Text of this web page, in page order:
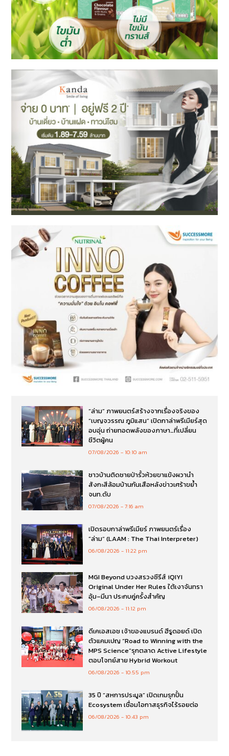
“ล่าม” ภาพยนตร์สร้างจากเรื่องจริงของ
“เบญจวรรณ ภูมิแสน” เปิดกาล่าพรีเมียร์สุด
อบอุ่น ถ่ายทอดพลังของภาษา…ที่เปลี่ยน
ชีวิตผู้คน
07/08/2026 10:10 am
ชาวบ้านติดชายป่ารั้วห้วยขาแข้งผวานำ
สังกะสีล้อมบ้านกันเสือหลังข่าวเศร้าขย้ำ
จนท.ดับ
07/08/2026 7:16 am
เปิดรอบกาล่าพรีเมียร์ ภาพยนตร์เรื่อง
”ล่าม“ (LAAM : The Thai Interpreter)
06/08/2026 11:22 pm
MGI Beyond บวงสรวงซีรีส์ iQIYI
Original Under Her Rules ใต้เงาจันทรา
อุ้ม–มีนา ประกบคู่ครั้งสำคัญ
06/08/2026 11:12 pm
ดีเคเอสเอช เจ้าของแบรนด์ ฮีรูดอยด์ เปิด
ตัวแคมเปญ “Road to Winning with the
MPS Science”รุกตลาด Active Lifestyle
ตอบโจทย์สาย Hybrid Workout
06/08/2026 10:55 pm
35 ปี “สหการประมูล” เปิดเกมรุกปั้น
Ecosystem เชื่อมโอกาสธุรกิจไร้รอยต่อ
06/08/2026 10:43 pm